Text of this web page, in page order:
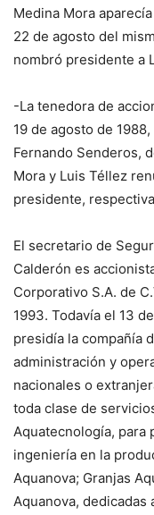
Medina Mora
22 de agosto del
nombró presidente a
-La tenedora de
19 de agosto de
Fernando Senderos,
Mora y Luis Téllez
presidente,
El secretario de
Calderón es
Corporativo S.A. de
1993. Todavía el 13
presidía la compañía
administración y
nacionales o
toda clase de
Aquatecnología, para
ingeniería en la
Aquanova; Granjas
Aquanova, dedicadas